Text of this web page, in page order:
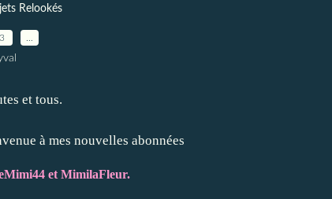
Relookés
et tous.
à mes nouvelles abonnées
et MimilaFleur.